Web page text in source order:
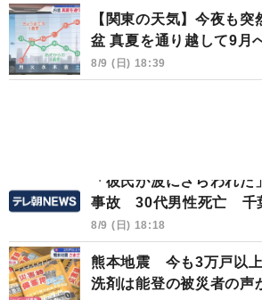
【関東の天気】今夜も
盆 真夏を通り越して9月
8/9 (日) 18:39
「彼氏が波にさらわれ
事故 30代男性死亡 千
8/9 (日) 18:18
熊本地震 今も3万戸以
洗剤は能登の被災者の声